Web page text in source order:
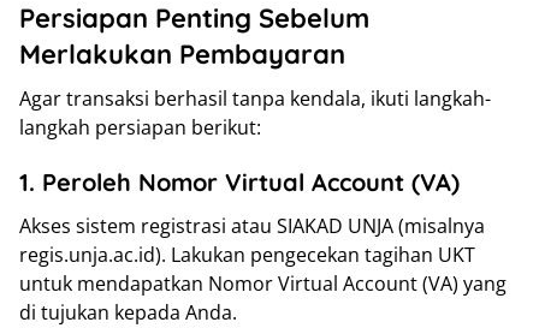
Persiapan Penting Sebelum
Merlakukan Pembayaran
Agar transaksi berhasil tanpa kendala, ikuti langkah-
langkah persiapan berikut:
1. Peroleh Nomor Virtual Account (VA)
Akses sistem registrasi atau SIAKAD UNJA (misalnya
regis.unja.ac.id). Lakukan pengecekan tagihan UKT
untuk mendapatkan Nomor Virtual Account (VA) yang
di tujukan kepada Anda.